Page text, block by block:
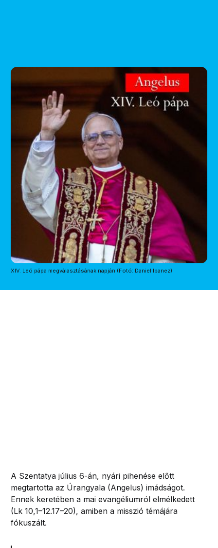
XIV. Leó pápa megválasztásának napján (Fotó: Daniel Ibanez)
A Szentatya július 6-án, nyári pihenése előtt
megtartotta az Úrangyala (Angelus) imádságot.
Ennek keretében a mai evangéliumról elmélkedett
(Lk 10,1–12.17–20), amiben a misszió témájára
fókuszált.